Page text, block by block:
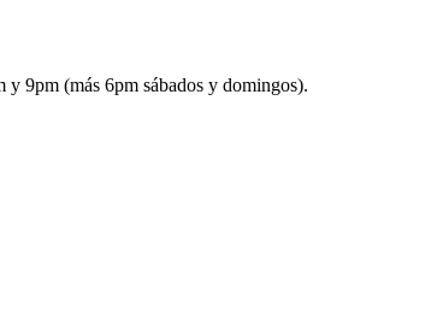
y 9pm (más 6pm sábados y domingos).